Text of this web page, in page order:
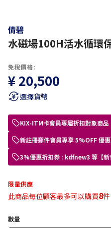
倩碧
水磁場100H活水循環
免稅價格:
¥ 20,500
選擇貨幣
KIX-ITM卡會員專屬折扣對象商品
新註冊郵件會員專享 5%OFF 優惠
3%優惠折扣券 : kdfnew3 等【新
限量供應
此商品每位顧客最多可以購買8件
數量